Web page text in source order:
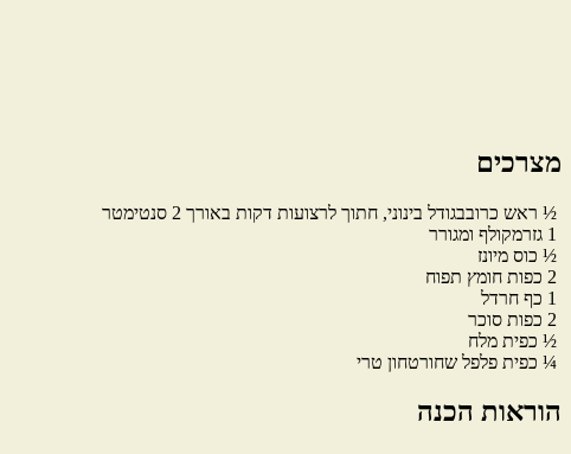
מצרכים
½ ראש כרובבגודל בינוני, חתוך לרצועות דקות באורך 2 סנטימטר
1 גזרמקולף ומגורר
½ כוס מיונז
2 כפות חומץ תפוח
1 כף חרדל
2 כפות סוכר
½ כפית מלח
¼ כפית פלפל שחורטחון טרי
הוראות הכנה